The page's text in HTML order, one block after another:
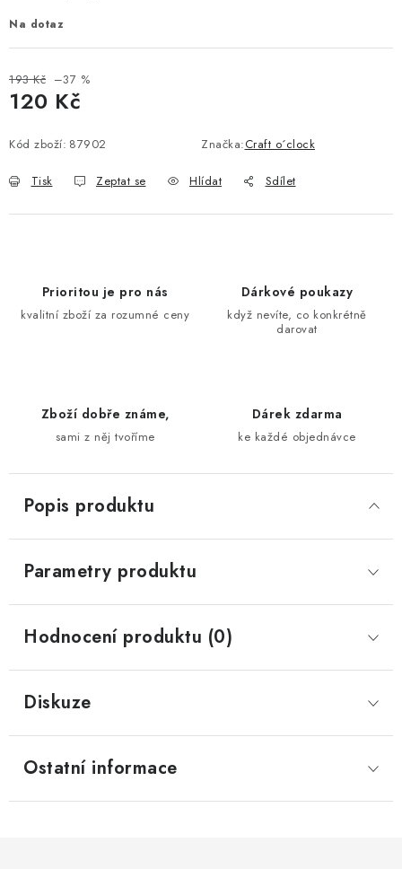
Na dotaz
193 Kč –37 %
120 Kč
Kód zboží: 87902 Značka:Craft o´clock
Tisk Zeptat se Hlídat Sdílet
Prioritou je pro nás
kvalitní zboží za rozumné ceny
Dárkové poukazy
když nevíte, co konkrétně
darovat
Zboží dobře známe,
sami z něj tvoříme
Dárek zdarma
ke každé objednávce
Popis produktu
Parametry produktu
Hodnocení produktu (0)
Diskuze
Ostatní informace